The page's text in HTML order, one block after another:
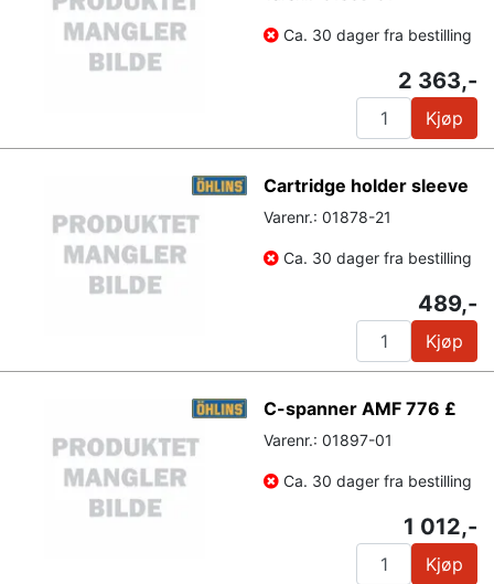
Ca. 30 dager fra bestilling
2 363,-
Kjøp
Cartridge holder sleeve
Varenr.: 01878-21
Ca. 30 dager fra bestilling
489,-
Kjøp
C-spanner AMF 776 £
Varenr.: 01897-01
Ca. 30 dager fra bestilling
1 012,-
Kjøp